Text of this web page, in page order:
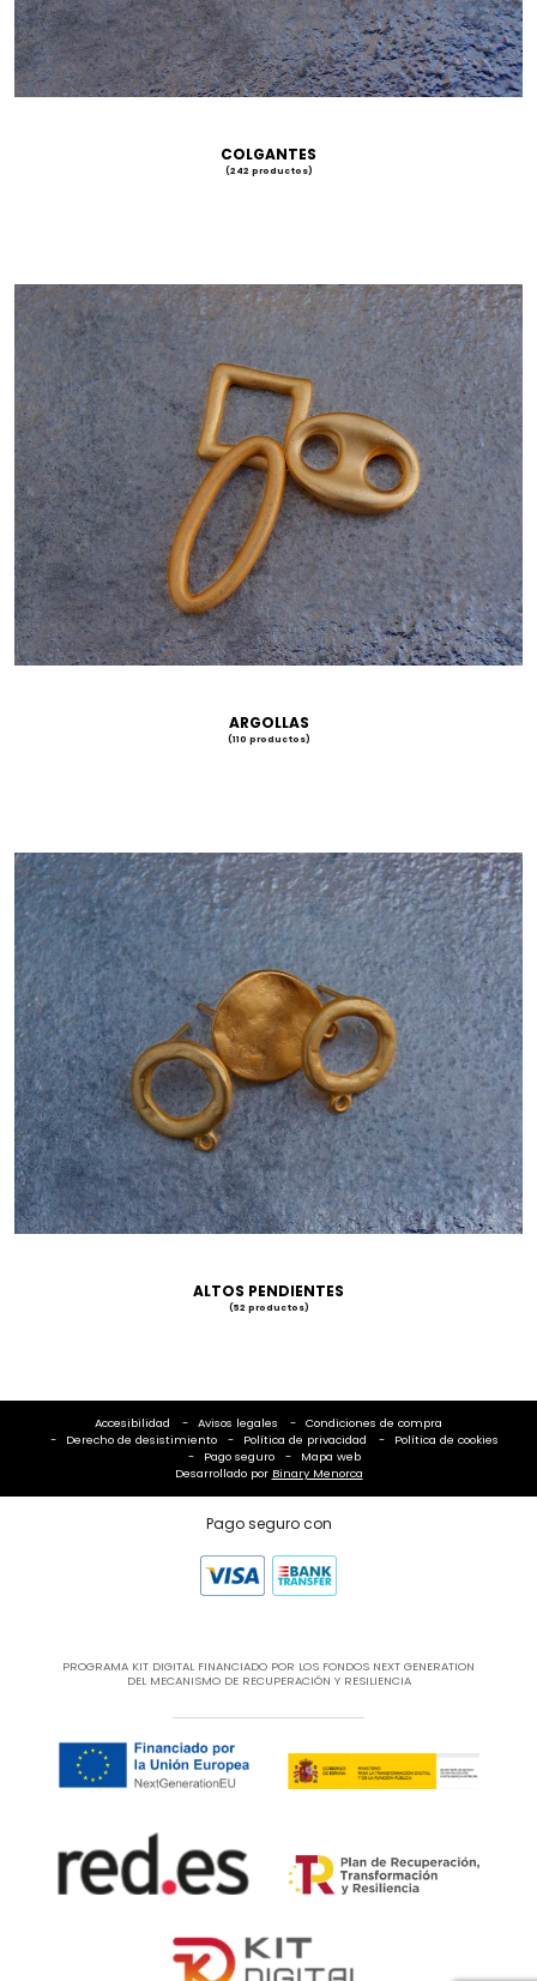
COLGANTES
(242 productos)
ARGOLLAS
(110 productos)
ALTOS PENDIENTES
(52 productos)
Accesibilidad Avisos legales
Condiciones de compra
Derecho de desistimiento
Política de privacidad
Política de cookies
Pago seguro
Mapa web
Desarrollado por Binary Menorca
Pago seguro con
PROGRAMA KIT DIGITAL FINANCIADO POR LOS FONDOS NEXT GENERATION
DEL MECANISMO DE RECUPERACIÓN Y RESILIENCIA